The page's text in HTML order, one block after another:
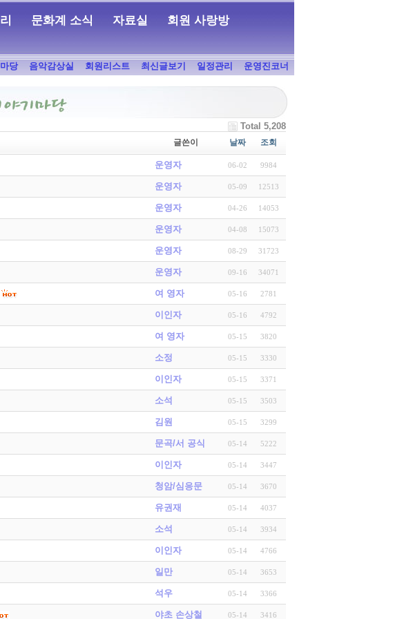
문화계 소식 자료실 회원 사랑방
당 음악감상실 회원리스트 최신글보기 일정관리 운영진코너
Total 5,208
글쓴이 날짜 조회
운영자 06-02 9984
운영자 05-09 12513
운영자 04-26 14053
운영자 04-08 15073
운영자 08-29 31723
운영자 09-16 34071
여 영자 05-16 2781
이인자 05-16 4792
여 영자 05-15 3820
소정 05-15 3330
이인자 05-15 3371
소석 05-15 3503
김원 05-15 3299
문곡/서 공식 05-14 5222
이인자 05-14 3447
청암/심응문 05-14 3670
유권재 05-14 4037
소석 05-14 3934
이인자 05-14 4766
일만 05-14 3653
석우 05-14 3366
야초 손상철 05-14 3416